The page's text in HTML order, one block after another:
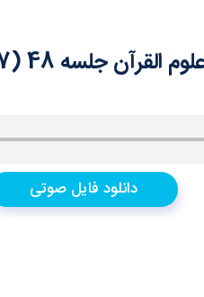
جلسه 48 (1402/10/27)
دانلود فایل صوتی